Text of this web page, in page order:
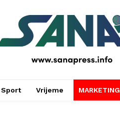
Sport Vrijeme MARKETING